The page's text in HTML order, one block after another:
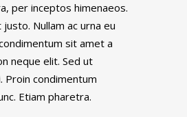
per inceptos himenaeos.
Nullam ac urna eu
sit amet a
neque elit. Sed ut
Proin condimentum
Etiam pharetra.